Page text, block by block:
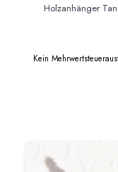
Holzanhänger
Kein